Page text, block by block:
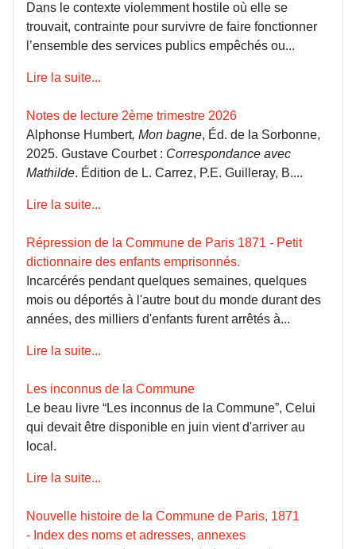
Dans le contexte violemment hostile où elle se
trouvait, contrainte pour survivre de faire fonctionner
l’ensemble des services publics empêchés ou...
Lire la suite...
Notes de lecture 2ème trimestre 2026
Alphonse Humbert, Mon bagne, Éd. de la Sorbonne,
2025. Gustave Courbet : Correspondance avec
Mathilde. Édition de L. Carrez, P.E. Guilleray, B....
Lire la suite...
Répression de la Commune de Paris 1871 - Petit
dictionnaire des enfants emprisonnés.
Incarcérés pendant quelques semaines, quelques
mois ou déportés à l'autre bout du monde durant des
années, des milliers d'enfants furent arrêtés à...
Lire la suite...
Les inconnus de la Commune
Le beau livre “Les inconnus de la Commune”, Celui
qui devait être disponible en juin vient d'arriver au
local.
Lire la suite...
Nouvelle histoire de la Commune de Paris, 1871
- Index des noms et adresses, annexes